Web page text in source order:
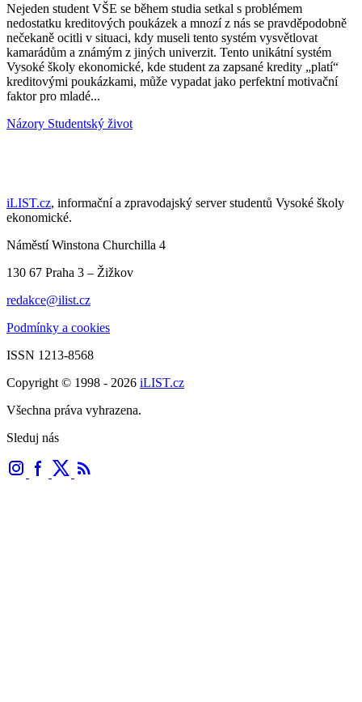
Nejeden student VŠE se během studia setkal s problémem
nedostatku kreditových poukázek a mnozí z nás se pravděpodobně
nečekaně ocitli v situaci, kdy museli tento systém vysvětlovat
kamarádům a známým z jiných univerzit. Tento unikátní systém
Vysoké školy ekonomické, kde student za zapsané kredity „platí“
kreditovými poukázkami, může vypadat jako perfektní motivační
faktor pro mladé...
Názory Studentský život
iLIST.cz, informační a zpravodajský server studentů Vysoké školy
ekonomické.
Náměstí Winstona Churchilla 4
130 67 Praha 3 – Žižkov
redakce@ilist.cz
Podmínky a cookies
ISSN 1213-8568
Copyright © 1998 - 2026 iLIST.cz
Všechna práva vyhrazena.
Sleduj nás